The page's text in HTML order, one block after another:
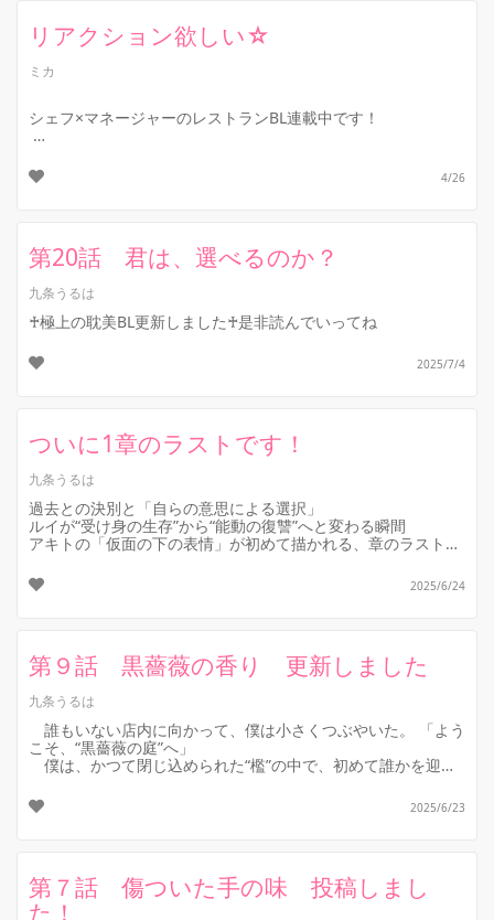
リアクション欲しい☆
ミカ
シェフ×マネージャーのレストランBL連載中です！
柳田と映画デート(？)をした愛斗！
続きはこちらから!(^^)!...
4/26
第20話 君は、選べるのか？
九条うるは
♰極上の耽美BL更新しました♰是非読んでいってね
2025/7/4
ついに1章のラストです！
九条うるは
過去との決別と「自らの意思による選択」
ルイが“受け身の生存”から“能動の復讐”へと変わる瞬間
アキトの「仮面の下の表情」が初めて描かれる、章のラストに
どうか読んでい...
2025/6/24
第９話 黒薔薇の香り 更新しました
九条うるは
誰もいない店内に向かって、僕は小さくつぶやいた。 「よう
こそ、“黒薔薇の庭”へ」
僕は、かつて閉じ込められた“檻”の中で、初めて誰かを迎え
この声もまた、空気の一部となって、
...
2025/6/23
第７話 傷ついた手の味 投稿しまし
た！